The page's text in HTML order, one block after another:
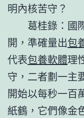
明內核苦守？
葛桂錄：國
開，準確量出包
代表包養軟體理
守，二者劃一主
開始以每秒一百
紙鶴，它們像金